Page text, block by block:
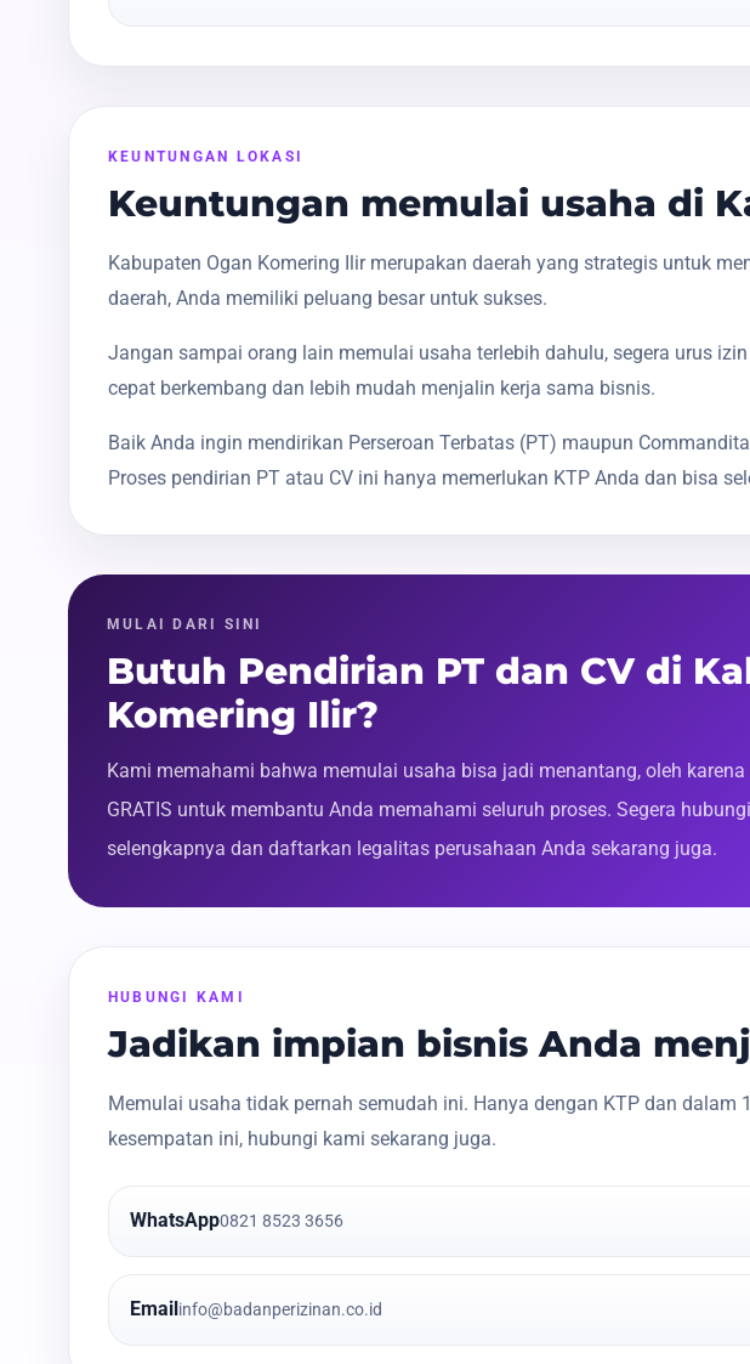
KEUNTUNGAN LOKASI
Keuntungan memulai usaha di
Kabupaten Ogan Komering Ilir merupakan daerah yang strategis untuk
daerah, Anda memiliki peluang besar untuk sukses.
Jangan sampai orang lain memulai usaha terlebih dahulu, segera urus
cepat berkembang dan lebih mudah menjalin kerja sama bisnis.
Baik Anda ingin mendirikan Perseroan Terbatas (PT) maupun
Proses pendirian PT atau CV ini hanya memerlukan KTP Anda dan bisa
MULAI DARI SINI
Butuh Pendirian PT dan CV di
Komering Ilir?
Kami memahami bahwa memulai usaha bisa jadi menantang, oleh
GRATIS untuk membantu Anda memahami seluruh proses. Segera
selengkapnya dan daftarkan legalitas perusahaan Anda sekarang juga.
HUBUNGI KAMI
Jadikan impian bisnis Anda
Memulai usaha tidak pernah semudah ini. Hanya dengan KTP dan
kesempatan ini, hubungi kami sekarang juga.
WhatsApp0821 8523 3656
Emailinfo@badanperizinan.co.id